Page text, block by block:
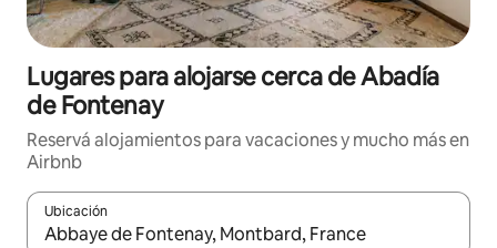
Lugares para alojarse cerca de Abadía
de Fontenay
Reservá alojamientos para vacaciones y mucho más en
Airbnb
Ubicación
Cuando los resultados estén disponibles, navegá con las